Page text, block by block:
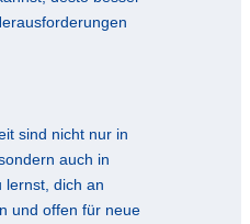
sind nicht nur in
auch in
lernst, dich an
und offen für neue